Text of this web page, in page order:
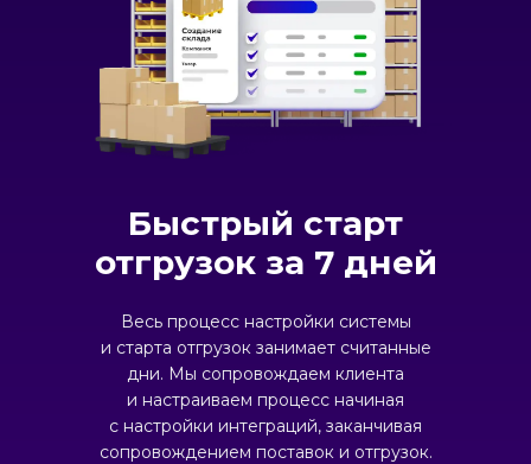
Весь процесс настройки системы
и старта отгрузок занимает считанные
дни. Мы сопровождаем клиента
и настраиваем процесс начиная
с настройки интеграций, заканчивая
сопровождением поставок и отгрузок.
Быстрый старт
отгрузок за 7 дней